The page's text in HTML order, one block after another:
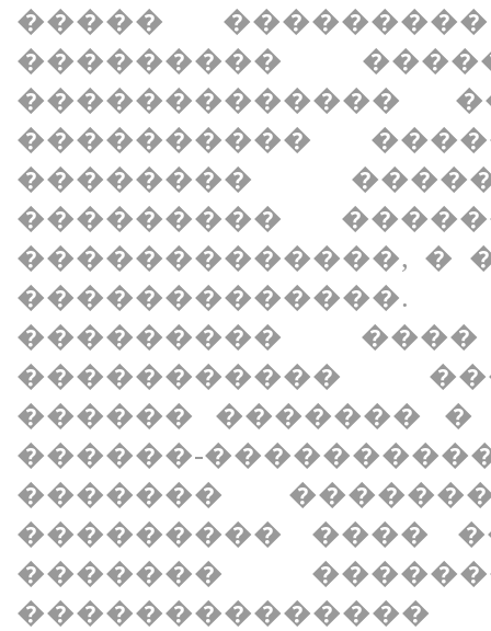
�����
���������
�������������
����������
��������
���������
�������������, �
���������
�����������
������ ������� �
������-
�������
��������� ����
�������